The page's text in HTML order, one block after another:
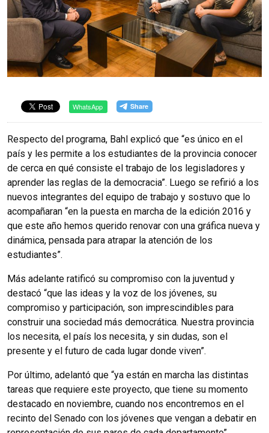
WhatsApp
Respecto del programa, Bahl explicó que “es único en el
país y les permite a los estudiantes de la provincia conocer
de cerca en qué consiste el trabajo de los legisladores y
aprender las reglas de la democracia”. Luego se refirió a los
nuevos integrantes del equipo de trabajo y sostuvo que lo
acompañaran “en la puesta en marcha de la edición 2016 y
que este año hemos querido renovar con una gráfica nueva y
dinámica, pensada para atrapar la atención de los
estudiantes”.
Más adelante ratificó su compromiso con la juventud y
destacó “que las ideas y la voz de los jóvenes, su
compromiso y participación, son imprescindibles para
construir una sociedad más democrática. Nuestra provincia
los necesita, el país los necesita, y sin dudas, son el
presente y el futuro de cada lugar donde viven”.
Por último, adelantó que “ya están en marcha las distintas
tareas que requiere este proyecto, que tiene su momento
destacado en noviembre, cuando nos encontremos en el
recinto del Senado con los jóvenes que vengan a debatir en